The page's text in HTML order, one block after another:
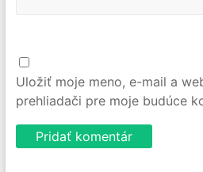
Uložiť moje meno, e-mail a
prehliadači pre moje budúce